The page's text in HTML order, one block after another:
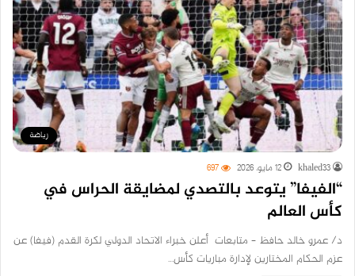
رياضة
khaled33 12 مايو، 2026 697
“الفيفا” يتوعد بالتصدي لمضايقة الحراس في
كأس العالم
د/ عمرو خالد حافظ – متابعات أعلن خبراء الاتحاد الدولي لكرة القدم (فيفا) عن
عزم الحكام المختارين لإدارة مباريات كأس…